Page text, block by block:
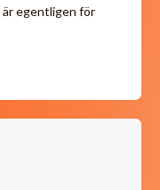
egentligen för